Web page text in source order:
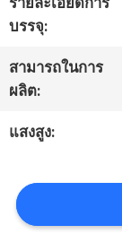
ทัวร์
โรงงาน
ควบคุม
คุณภาพ
บรรจุ:
สามารถในการ
ผลิต:
แสงสูง: